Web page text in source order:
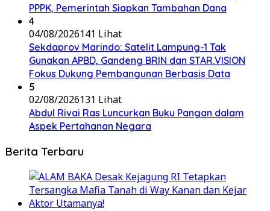
PPPK, Pemerintah Siapkan Tambahan Dana
4
04/08/2026141 Lihat
Sekdaprov Marindo: Satelit Lampung-1 Tak
Gunakan APBD, Gandeng BRIN dan STAR.VISION
Fokus Dukung Pembangunan Berbasis Data
5
02/08/2026131 Lihat
Abdul Rivai Ras Luncurkan Buku Pangan dalam
Aspek Pertahanan Negara
Berita Terbaru